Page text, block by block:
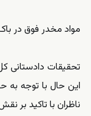
مواد مخدر فوق در
تحقیقات دادستانی
این حال با توجه به
ناظران با تاکید بر